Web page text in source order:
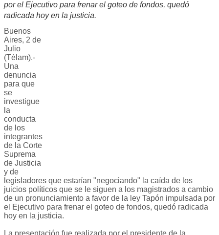
por el Ejecutivo para frenar el goteo de fondos, quedó
radicada hoy en la justicia.
Buenos
Aires, 2 de
Julio
(Télam).-
Una
denuncia
para que
se
investigue
la
conducta
de los
integrantes
de la Corte
Suprema
de Justicia
y de
legisladores que estarían "negociando" la caída de los
juicios políticos que se le siguen a los magistrados a cambio
de un pronunciamiento a favor de la ley Tapón impulsada por
el Ejecutivo para frenar el goteo de fondos, quedó radicada
hoy en la justicia.